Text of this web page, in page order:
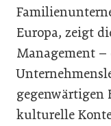
Europa, zeigt
Management –
gegenwärtigen
kulturelle